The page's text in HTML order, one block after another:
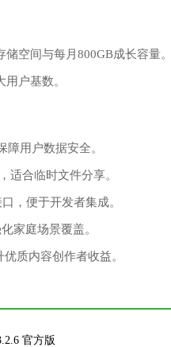
空间‌与每月800GB成长容量。
户基数。
用户数据安全。
适合临时文件分享。
，便于开发者集成。
家庭场景覆盖。
质内容创作者收益。